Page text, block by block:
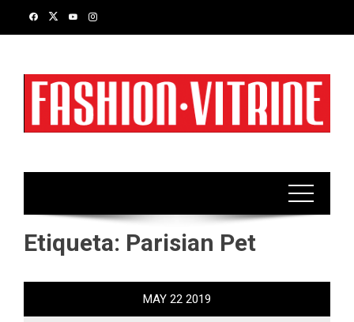
Etiqueta: Parisian Pet
MAY 22 2019